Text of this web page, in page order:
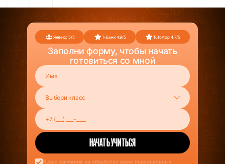
Яндекс 5/5 Т-Банк 4.9/5 Tutortop 4.7/5
Заполни форму, чтобы начать
готовиться со мной
Я даю согласие на обработку моих персональных